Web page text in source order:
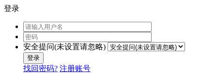
登录
安全提问(未设置请忽略)
登录
找回密码? 注册账号